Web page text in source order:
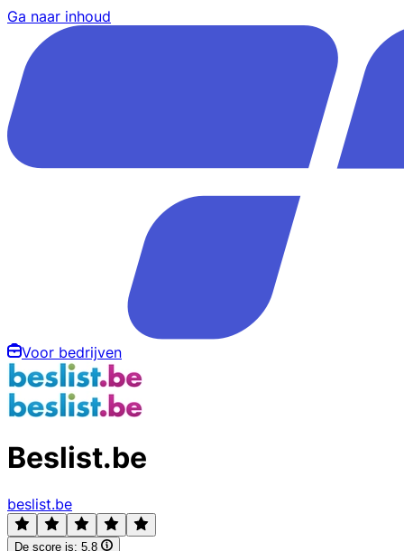
Ga naar inhoud
Voor bedrijven
Beslist.be
beslist.be
De score is: 5,8